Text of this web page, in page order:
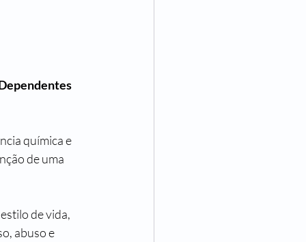
química e
de uma
de vida,
abuso e